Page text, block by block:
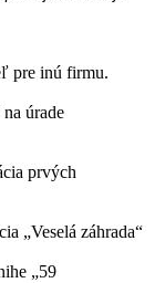
pre inú firmu.
úra­de
prvých
„Vese­lá záhrada“
„59